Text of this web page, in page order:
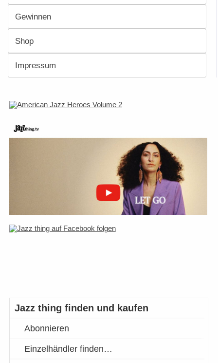
Gewinnen
Shop
Impressum
Jazz thing finden und kaufen
Abonnieren
Einzelhändler finden…